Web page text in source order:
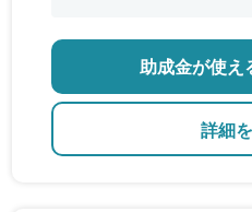
のバリアフリー改修
詳細
助成金が使え